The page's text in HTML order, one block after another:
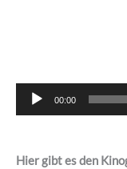
Audio-
Player
00:00
Hier gibt es den